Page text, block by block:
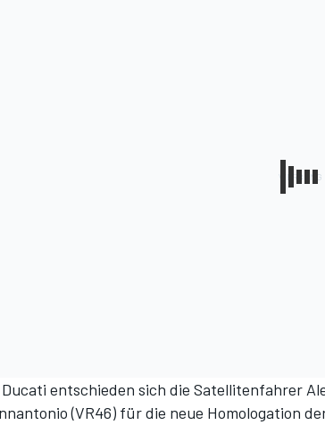
Ducati entschieden sich die Satellitenfahrer
(VR46) für die neue Homologation